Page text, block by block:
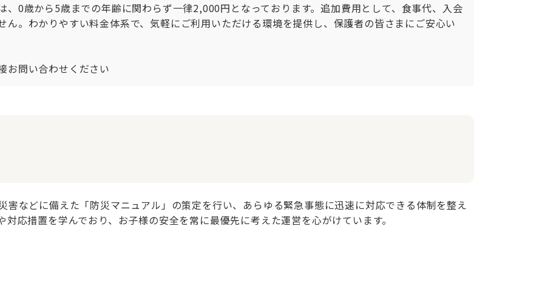
、0歳から5歳までの年齢に関わらず一律2,000円となっております。追加費用として、食事代、入会
。わかりやすい料金体系で、気軽にご利用いただける環境を提供し、保護者の皆さまにご安心い
お問い合わせください
害などに備えた「防災マニュアル」の策定を行い、あらゆる緊急事態に迅速に対応できる体制を整え
応措置を学んでおり、お子様の安全を常に最優先に考えた運営を心がけています。